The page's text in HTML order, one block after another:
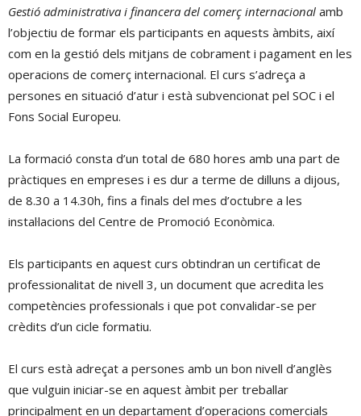
Gestió administrativa i financera del comerç internacional amb
l’objectiu de formar els participants en aquests àmbits, així
com en la gestió dels mitjans de cobrament i pagament en les
operacions de comerç internacional. El curs s’adreça a
persones en situació d’atur i està subvencionat pel SOC i el
Fons Social Europeu.
La formació consta d’un total de 680 hores amb una part de
pràctiques en empreses i es dur a terme de dilluns a dijous,
de 8.30 a 14.30h, fins a finals del mes d’octubre a les
instal·lacions del Centre de Promoció Econòmica.
Els participants en aquest curs obtindran un certificat de
professionalitat de nivell 3, un document que acredita les
competències professionals i que pot convalidar-se per
crèdits d’un cicle formatiu.
El curs està adreçat a persones amb un bon nivell d’anglès
que vulguin iniciar-se en aquest àmbit per treballar
principalment en un departament d’operacions comercials